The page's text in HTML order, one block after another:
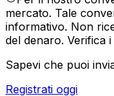
mercato. Tale
informativo. Non
del denaro. Verifica
Sapevi che puoi
Registrati oggi